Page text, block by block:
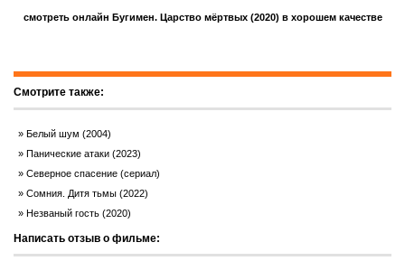
смотреть онлайн Бугимен. Царство мёртвых (2020) в хорошем качестве
Смотрите также:
Белый шум (2004)
Панические атаки (2023)
Северное спасение (сериал)
Сомния. Дитя тьмы (2022)
Незваный гость (2020)
Написать отзыв о фильме: